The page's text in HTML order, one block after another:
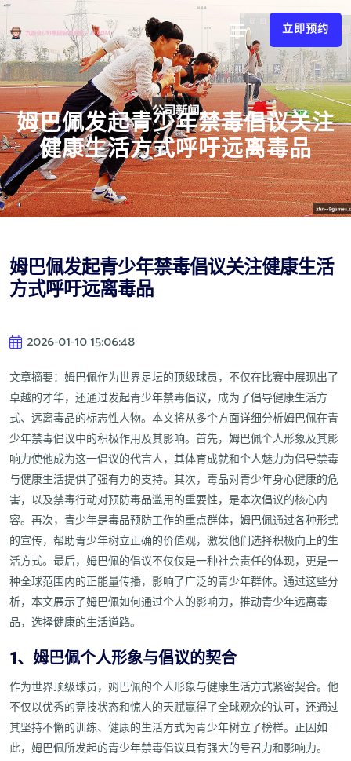
立即预约
姆巴佩发起青少年禁毒倡议关注
健康生活方式呼吁远离毒品
姆巴佩发起青少年禁毒倡议关注健康生活
方式呼吁远离毒品
2026-01-10 15:06:48
文章摘要：姆巴佩作为世界足坛的顶级球员，不仅在比赛中展现出了
卓越的才华，还通过发起青少年禁毒倡议，成为了倡导健康生活方
式、远离毒品的标志性人物。本文将从多个方面详细分析姆巴佩在青
少年禁毒倡议中的积极作用及其影响。首先，姆巴佩个人形象及其影
响力使他成为这一倡议的代言人，其体育成就和个人魅力为倡导禁毒
与健康生活提供了强有力的支持。其次，毒品对青少年身心健康的危
害，以及禁毒行动对预防毒品滥用的重要性，是本次倡议的核心内
容。再次，青少年是毒品预防工作的重点群体，姆巴佩通过各种形式
的宣传，帮助青少年树立正确的价值观，激发他们选择积极向上的生
活方式。最后，姆巴佩的倡议不仅仅是一种社会责任的体现，更是一
种全球范围内的正能量传播，影响了广泛的青少年群体。通过这些分
析，本文展示了姆巴佩如何通过个人的影响力，推动青少年远离毒
品，选择健康的生活道路。
1、姆巴佩个人形象与倡议的契合
作为世界顶级球员，姆巴佩的个人形象与健康生活方式紧密契合。他
不仅以优秀的竞技状态和惊人的天赋赢得了全球观众的认可，还通过
其坚持不懈的训练、健康的生活方式为青少年树立了榜样。正因如
此，姆巴佩所发起的青少年禁毒倡议具有强大的号召力和影响力。